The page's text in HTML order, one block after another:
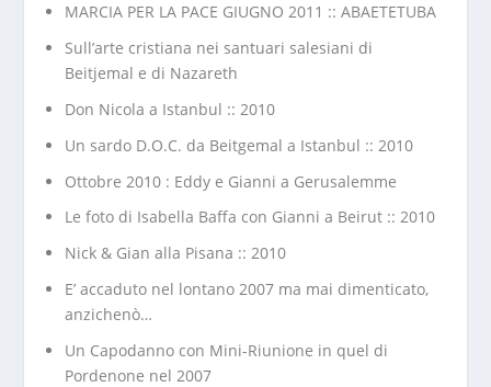
MARCIA PER LA PACE GIUGNO 2011 :: ABAETETUBA
Sull’arte cristiana nei santuari salesiani di
Beitjemal e di Nazareth
Don Nicola a Istanbul :: 2010
Un sardo D.O.C. da Beitgemal a Istanbul :: 2010
Ottobre 2010 : Eddy e Gianni a Gerusalemme
Le foto di Isabella Baffa con Gianni a Beirut :: 2010
Nick & Gian alla Pisana :: 2010
E’ accaduto nel lontano 2007 ma mai dimenticato,
anzichenò…
Un Capodanno con Mini-Riunione in quel di
Pordenone nel 2007